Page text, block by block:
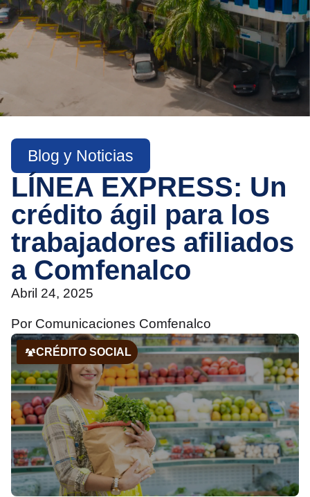
Blog y Noticias
LÍNEA EXPRESS: Un
crédito ágil para los
trabajadores afiliados
a Comfenalco
Abril 24, 2025
Por Comunicaciones Comfenalco
CRÉDITO SOCIAL